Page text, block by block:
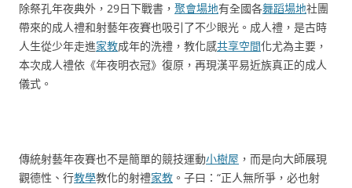
除祭孔年夜典外，29日下戰書， 聚會場地有全國各舞蹈場地社團
帶來的成人禮和射藝年夜賽也吸引了不少眼光。成人禮，是古時
人生從少年走進家教成年的洗禮，教化感共享空間化尤為主要，
本次成人禮依《年夜明衣冠》復原，再現漢平易近族真正的成人
儀式。
傳統射藝年夜賽也不是簡單的競技運動小樹屋 ，而是向大師展現
觀德性、行教學教化的射禮家教 。子曰：“正人無所爭，必也射